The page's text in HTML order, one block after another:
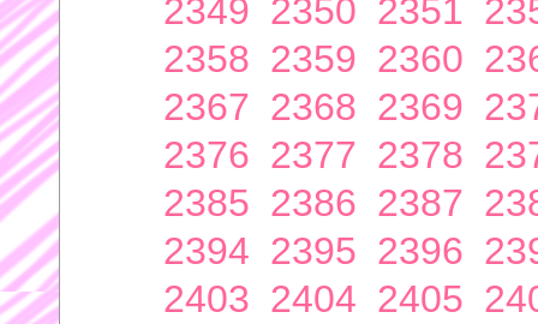
2349 2350 2351
2358 2359 2360
2367 2368 2369
2376 2377 2378
2385 2386 2387
2394 2395 2396
2403 2404 2405